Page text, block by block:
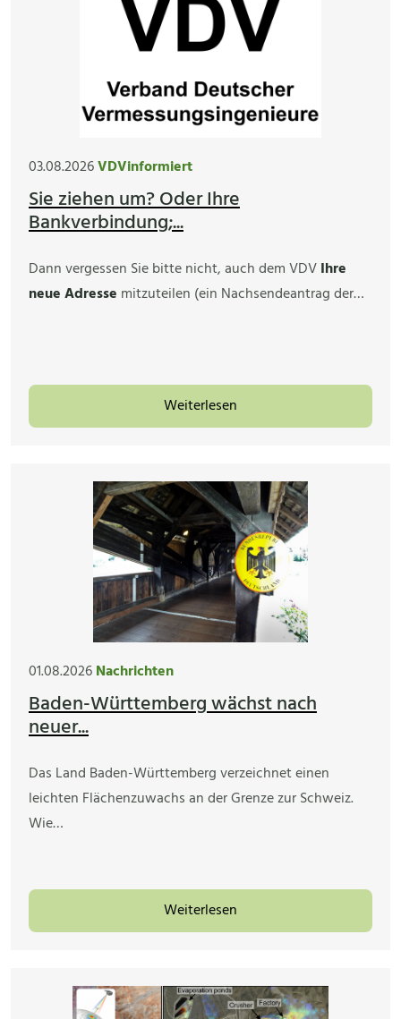
03.08.2026VDVinformiert
Sie ziehen um? Oder Ihre
Bankverbindung;...
Dann vergessen Sie bitte nicht, auch dem VDVIhre
neue Adresse mitzuteilen (ein Nachsendeantrag der…
Weiterlesen
01.08.2026Nachrichten
Baden-Württemberg wächst nach
neuer...
Das Land Baden-Württemberg verzeichnet einen
leichten Flächenzuwachs an der Grenze zur Schweiz.
Wie…
Weiterlesen